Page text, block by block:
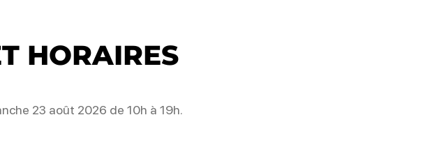
HORAIRES
23 août 2026 de 10h à 19h.